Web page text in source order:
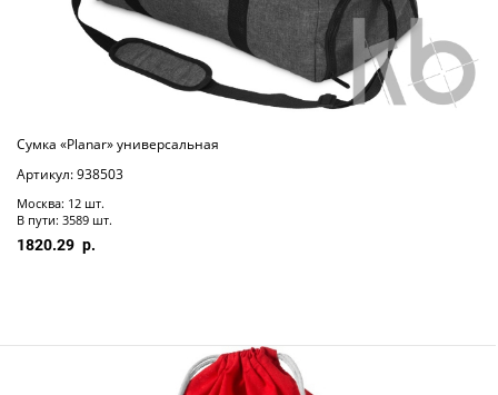
Cумка «Planar» универсальная
Артикул: 938503
Москва: 12 шт.
В пути: 3589 шт.
1820.29